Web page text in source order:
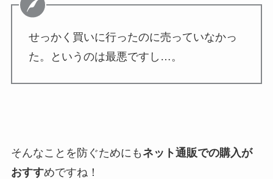
せっかく買いに行ったのに売っていなかっ
た。というのは最悪ですし…。
そんなことを防ぐためにも ネット通販での購入が
おすすめですね！